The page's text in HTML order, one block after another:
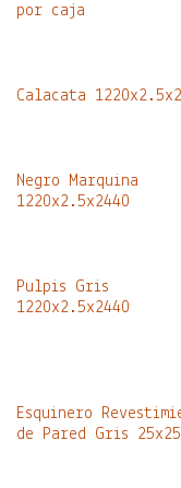
por caja
Calacata
Negro Marquina
1220x2.5x2440
Pulpis Gris
1220x2.5x2440
Esquinero
de Pared Gris